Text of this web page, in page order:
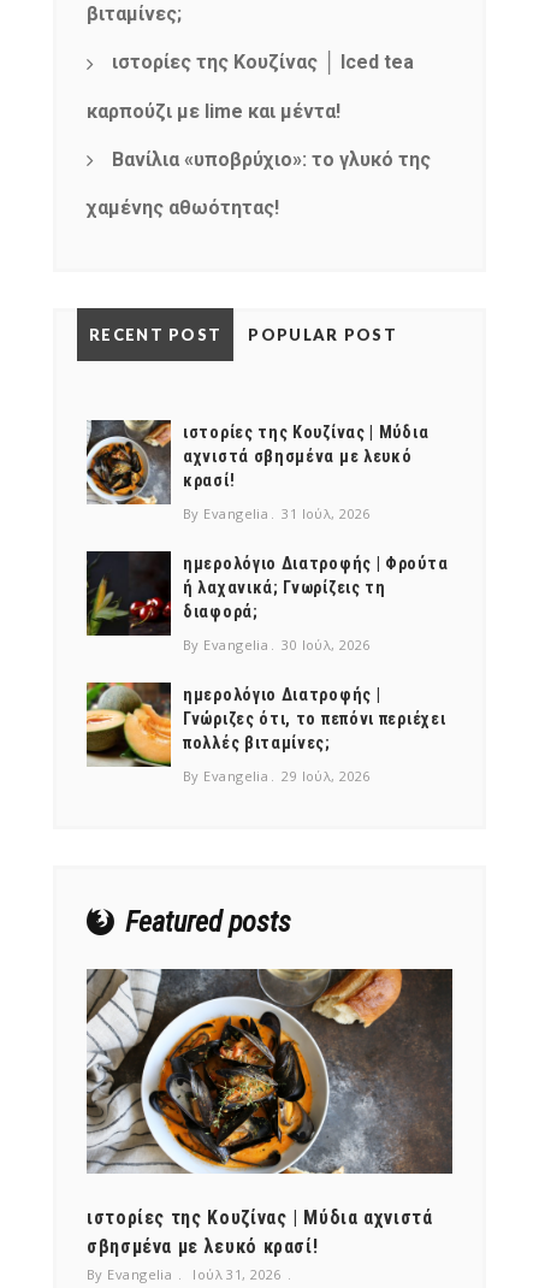
βιταμίνες;
ιστορίες της Κουζίνας │ Iced tea
καρπούζι με lime και μέντα!
Βανίλια «υποβρύχιο»: το γλυκό της
χαμένης αθωότητας!
RECENT POST POPULAR POST
ιστορίες της Κουζίνας | Μύδια
αχνιστά σβησμένα με λευκό
κρασί!
By Evangelia 31 Ιούλ, 2026
ημερολόγιο Διατροφής | Φρούτα
ή λαχανικά; Γνωρίζεις τη
διαφορά;
By Evangelia 30 Ιούλ, 2026
ημερολόγιο Διατροφής |
Γνώριζες ότι, το πεπόνι περιέχει
πολλές βιταμίνες;
By Evangelia 29 Ιούλ, 2026
Featured posts
ιστορίες της Κουζίνας | Μύδια αχνιστά
σβησμένα με λευκό κρασί!
By Evangelia
Ιούλ 31, 2026